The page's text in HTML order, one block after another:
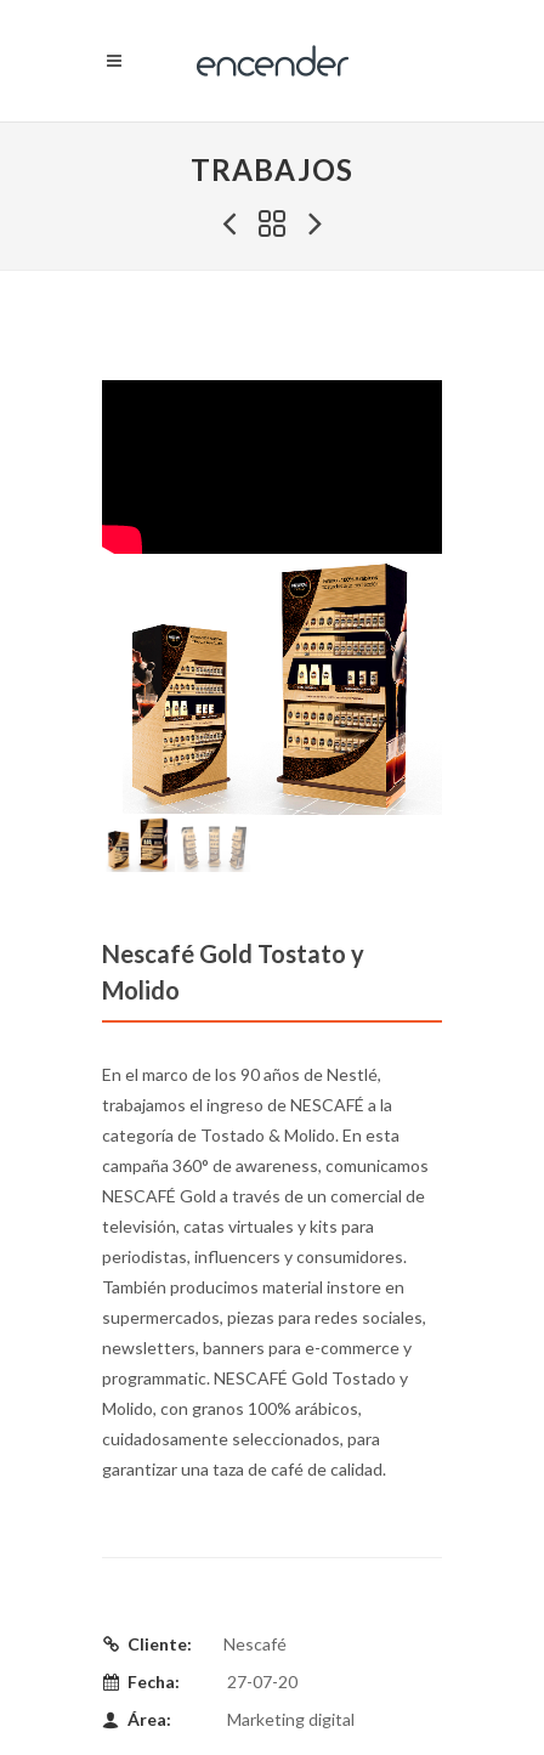
TRABAJOS
Nescafé Gold Tostato y
Molido
En el marco de los 90 años de Nestlé,
trabajamos el ingreso de NESCAFÉ a la
categoría de Tostado & Molido. En esta
campaña 360° de awareness, comunicamos
NESCAFÉ Gold a través de un comercial de
televisión, catas virtuales y kits para
periodistas, influencers y consumidores.
También producimos material instore en
supermercados, piezas para redes sociales,
newsletters, banners para e-commerce y
programmatic. NESCAFÉ Gold Tostado y
Molido, con granos 100% arábicos,
cuidadosamente seleccionados, para
garantizar una taza de café de calidad.
Cliente:
Nescafé
Fecha:
27-07-20
Área:
Marketing digital